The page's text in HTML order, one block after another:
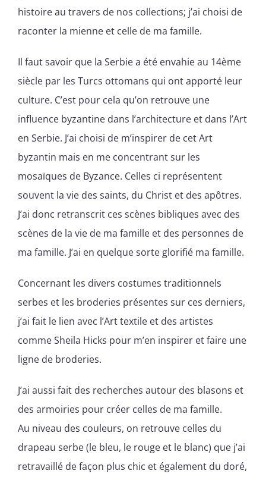
histoire au travers de nos collections; j’ai choisi de
raconter la mienne et celle de ma famille.
Il faut savoir que la Serbie a été envahie au 14ème
siècle par les Turcs ottomans qui ont apporté leur
culture. C’est pour cela qu’on retrouve une
influence byzantine dans l’architecture et dans l’Art
en Serbie. J’ai choisi de m’inspirer de cet Art
byzantin mais en me concentrant sur les
mosaïques de Byzance. Celles ci représentent
souvent la vie des saints, du Christ et des apôtres.
J’ai donc retranscrit ces scènes bibliques avec des
scènes de la vie de ma famille et des personnes de
ma famille. J’ai en quelque sorte glorifié ma famille.
Concernant les divers costumes traditionnels
serbes et les broderies présentes sur ces derniers,
j’ai fait le lien avec l’Art textile et des artistes
comme Sheila Hicks pour m’en inspirer et faire une
ligne de broderies.
J’ai aussi fait des recherches autour des blasons et
des armoiries pour créer celles de ma famille.
Au niveau des couleurs, on retrouve celles du
drapeau serbe (le bleu, le rouge et le blanc) que j’ai
retravaillé de façon plus chic et également du doré,